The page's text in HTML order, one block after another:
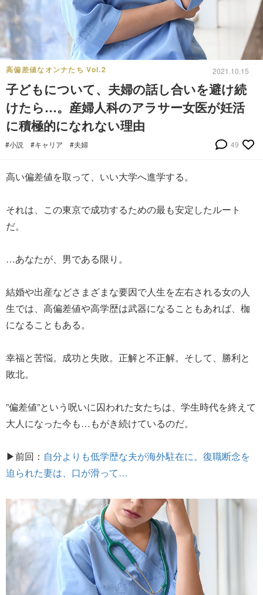
高偏差値なオンナたち Vol.2 2021.10.15
子どもについて、夫婦の話し合いを避け続
けたら…。産婦人科のアラサー女医が妊活
に積極的になれない理由
#小説 #キャリア #夫婦 49
高い偏差値を取って、いい大学へ進学する。
それは、この東京で成功するための最も安定したルート
だ。
…あなたが、男である限り。
結婚や出産などさまざまな要因で人生を左右される女の人
生では、高偏差値や高学歴は武器になることもあれば、枷
になることもある。
幸福と苦悩。成功と失敗。正解と不正解。そして、勝利と
敗北。
”偏差値”という呪いに囚われた女たちは、学生時代を終えて
大人になった今も…もがき続けているのだ。
▶前回： 自分よりも低学歴な夫が海外駐在に。復職断念を
迫られた妻は、口が滑って…